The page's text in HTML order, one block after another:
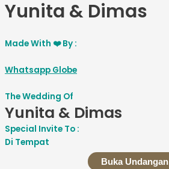
Yunita & Dimas
Made With ❤️ By :
Whatsapp Globe
The Wedding Of
Yunita & Dimas
Special Invite To :
Di Tempat
Buka Undangan